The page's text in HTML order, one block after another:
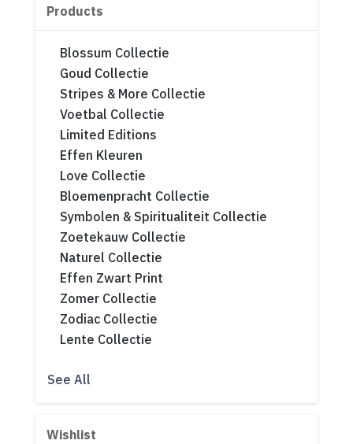
Products
Blossum Collectie
Goud Collectie
Stripes & More Collectie
Voetbal Collectie
Limited Editions
Effen Kleuren
Love Collectie
Bloemenpracht Collectie
Symbolen & Spiritualiteit Collectie
Zoetekauw Collectie
Naturel Collectie
Effen Zwart Print
Zomer Collectie
Zodiac Collectie
Lente Collectie
See All
Wishlist